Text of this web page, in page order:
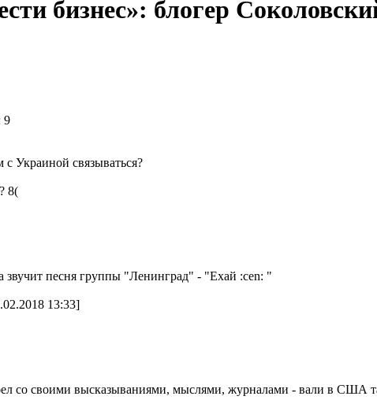
бизнес»: блогер
Украиной связываться?
8(
звучит песня группы "Ленинград" - "Ехай :cen: "
13:33]
со своими высказываниями, мыслями, журналами - вали в США